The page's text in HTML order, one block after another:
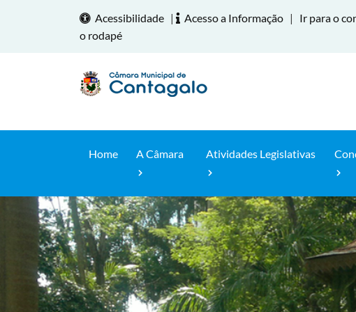
Acessibilidade | Acesso a Informação | Ir para o
o rodapé
Home A Câmara Atividades Legislativas